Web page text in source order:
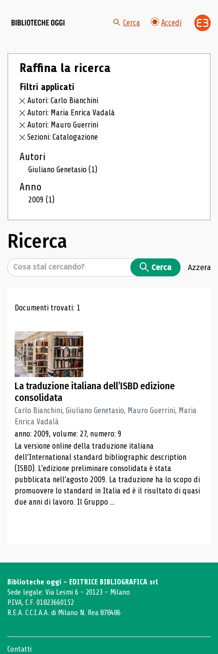
Cerca Accedi
Raffina la ricerca
Filtri applicati
Autori: Carlo Bianchini
Autori: Maria Enrica Vadalà
Autori: Mauro Guerrini
Sezioni: Catalogazione
Autori
Giuliano Genetasio(1)
Anno
2009(1)
Ricerca
Cerca Cerca Azzera
Risultati di ricerca
Documenti trovati: 1
La traduzione italiana dell’ISBD edizione
consolidata
Carlo Bianchini, Giuliano Genetasio, Mauro Guerrini, Maria
Enrica Vadalà
anno: 2009, volume: 27, numero: 9
La versione online della traduzione italiana
dell'International standard bibliographic description
(ISBD). L'edizione preliminare consolidata è stata
pubblicata nell'agosto 2009. La traduzione ha lo scopo di
promuovere lo standard in Italia ed è il risultato di quasi
due anni di lavoro. Il Gruppo ...
Biblioteche oggi - EDITRICE BIBLIOGRAFICA srl
Sede legale: Via Lesmi 6 - 20123 - Milano
P.IVA, C.F. 01823660152
R.E.A. C.C.I.A.A. di Milano N. Rea 878486
Contatti